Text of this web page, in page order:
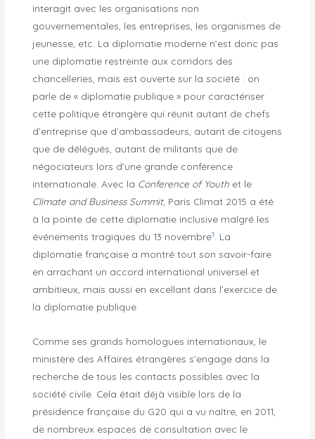
interagit avec les organisations non
gouvernementales, les entreprises, les organismes de
jeunesse, etc. La diplomatie moderne n’est donc pas
une diplomatie restreinte aux corridors des
chancelleries, mais est ouverte sur la société : on
parle de « diplomatie publique » pour caractériser
cette politique étrangère qui réunit autant de chefs
d’entreprise que d’ambassadeurs, autant de citoyens
que de délégués, autant de militants que de
négociateurs lors d’une grande conférence
internationale. Avec la Conference of Youth et le
Climate and Business Summit, Paris Climat 2015 a été
à la pointe de cette diplomatie inclusive malgré les
événements tragiques du 13 novembre1
. La
diplomatie française a montré tout son savoir-faire
en arrachant un accord international universel et
ambitieux, mais aussi en excellant dans l’exercice de
la diplomatie publique.
Comme ses grands homologues internationaux, le
ministère des Affaires étrangères s’engage dans la
recherche de tous les contacts possibles avec la
société civile. Cela était déjà visible lors de la
présidence française du G20 qui a vu naître, en 2011,
de nombreux espaces de consultation avec le